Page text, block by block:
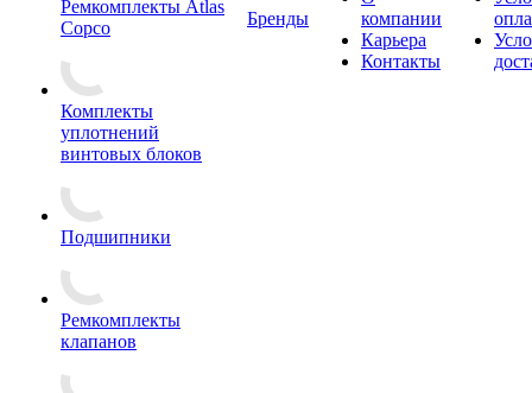
Ремкомплекты Atlas
Copco
Комплекты
уплотнений
винтовых блоков
Подшипники
Ремкомплекты
клапанов
Бренды
компании
Карьера
Контакты